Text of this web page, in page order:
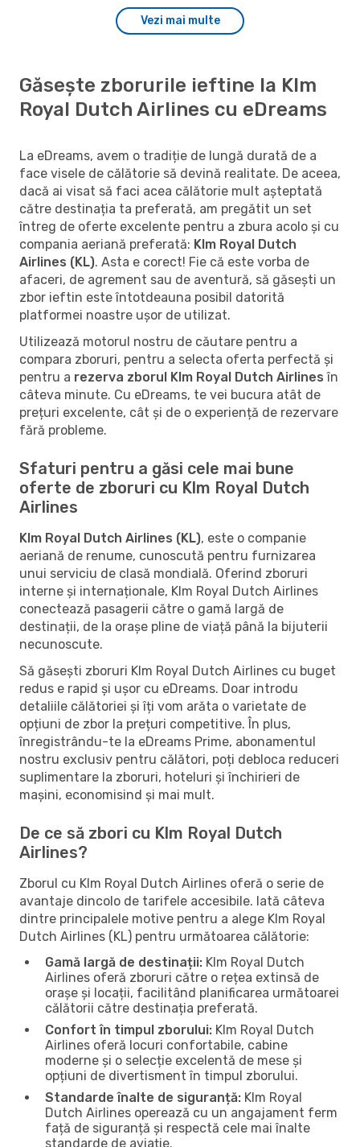
Vezi mai multe
Găsește zborurile ieftine la Klm
Royal Dutch Airlines cu eDreams
La eDreams, avem o tradiție de lungă durată de a
face visele de călătorie să devină realitate. De aceea,
dacă ai visat să faci acea călătorie mult așteptată
către destinația ta preferată, am pregătit un set
întreg de oferte excelente pentru a zbura acolo și cu
compania aeriană preferată: Klm Royal Dutch
Airlines (KL). Asta e corect! Fie că este vorba de
afaceri, de agrement sau de aventură, să găsești un
zbor ieftin este întotdeauna posibil datorită
platformei noastre ușor de utilizat.
Utilizează motorul nostru de căutare pentru a
compara zboruri, pentru a selecta oferta perfectă și
pentru a rezerva zborul Klm Royal Dutch Airlines în
câteva minute. Cu eDreams, te vei bucura atât de
prețuri excelente, cât și de o experiență de rezervare
fără probleme.
Sfaturi pentru a găsi cele mai bune
oferte de zboruri cu Klm Royal Dutch
Airlines
Klm Royal Dutch Airlines (KL), este o companie
aeriană de renume, cunoscută pentru furnizarea
unui serviciu de clasă mondială. Oferind zboruri
interne și internaționale, Klm Royal Dutch Airlines
conectează pasagerii către o gamă largă de
destinații, de la orașe pline de viață până la bijuterii
necunoscute.
Să găsești zboruri Klm Royal Dutch Airlines cu buget
redus e rapid și ușor cu eDreams. Doar introdu
detaliile călătoriei și îți vom arăta o varietate de
opțiuni de zbor la prețuri competitive. În plus,
înregistrându-te la eDreams Prime, abonamentul
nostru exclusiv pentru călători, poți debloca reduceri
suplimentare la zboruri, hoteluri și închirieri de
mașini, economisind și mai mult.
De ce să zbori cu Klm Royal Dutch
Airlines?
Zborul cu Klm Royal Dutch Airlines oferă o serie de
avantaje dincolo de tarifele accesibile. Iată câteva
dintre principalele motive pentru a alege Klm Royal
Dutch Airlines (KL) pentru următoarea călătorie:
Gamă largă de destinații: Klm Royal Dutch
Airlines oferă zboruri către o rețea extinsă de
orașe și locații, facilitând planificarea următoarei
călătorii către destinația preferată.
Confort în timpul zborului: Klm Royal Dutch
Airlines oferă locuri confortabile, cabine
moderne și o selecție excelentă de mese și
opțiuni de divertisment în timpul zborului.
Standarde înalte de siguranță: Klm Royal
Dutch Airlines operează cu un angajament ferm
față de siguranță și respectă cele mai înalte
standarde de aviație.